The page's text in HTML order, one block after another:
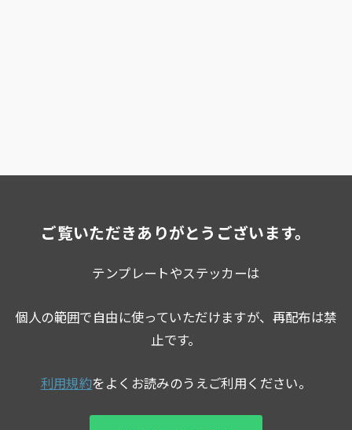
ご覧いただきありがとうございます。
テンプレートやステッカーは
個人の範囲で自由に使っていただけますが、再配布は禁
止です。
利用規約をよくお読みのうえご利用ください。